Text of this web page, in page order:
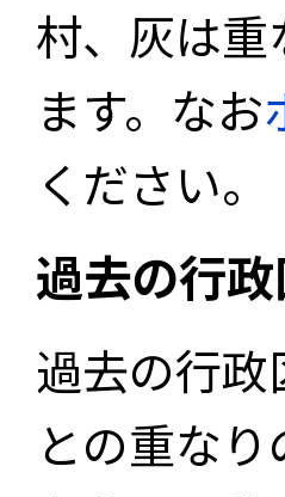
村、灰は
ます。なお
ください。
過去の行
過去の行
との重な